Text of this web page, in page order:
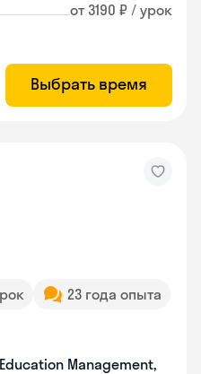
от 3190 ₽ / урок
Выбрать время
23 года опыта
Management,